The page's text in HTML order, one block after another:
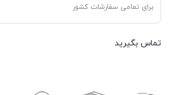
برای تمامی سفارشات کشور
تماس بگیرید